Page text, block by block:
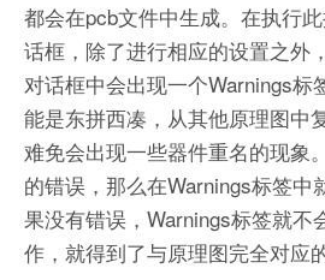
都会在pcb文件中生成。在执行
话框，除了进行相应的设置之外
对话框中会出现一个Warnings标
能是东拼西凑，从其他原理图中
难免会出现一些器件重名的现象
的错误，那么在Warnings标签中
果没有错误，Warnings标签就不
作，就得到了与原理图完全对应